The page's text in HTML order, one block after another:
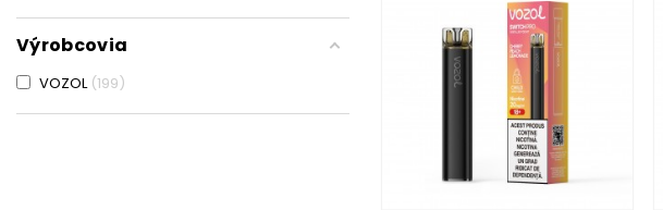
Výrobcovia
VOZOL 199